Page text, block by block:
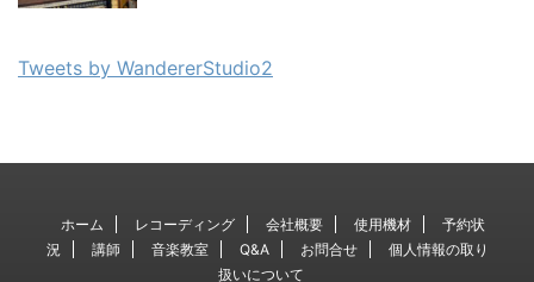
Tweets by WandererStudio2
ホーム レコーディング 会社概要 使用機材
予約状
況
講師 音楽教室 Q&A お問合せ
個人情報の取り
扱いについて